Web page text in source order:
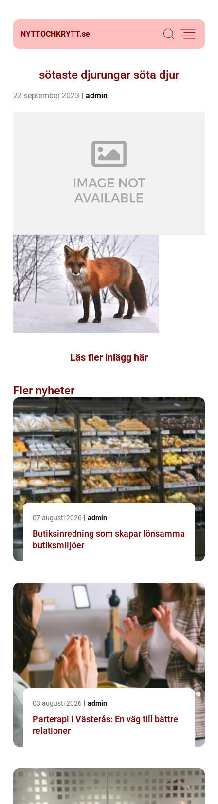
NYTTOCHKRYTT.se
sötaste djurungar söta djur
22 september 2023 admin
Läs fler inlägg här
Fler nyheter
07 augusti 2026 admin
Butiksinredning som skapar lönsamma
butiksmiljöer
03 augusti 2026 admin
Parterapi i Västerås: En väg till bättre
relationer